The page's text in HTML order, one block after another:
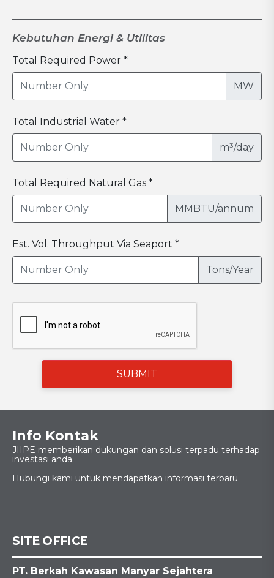
Kebutuhan Energi & Utilitas
Total Required Power *
MW
Total Industrial Water *
m³/day
Total Required Natural Gas *
MMBTU/annum
Est. Vol. Throughput Via Seaport *
Tons/Year
SUBMIT
Info Kontak
JIIPE memberikan dukungan dan solusi terpadu terhadap
investasi anda.
Hubungi kami untuk mendapatkan informasi terbaru
SITE OFFICE
PT. Berkah Kawasan Manyar Sejahtera